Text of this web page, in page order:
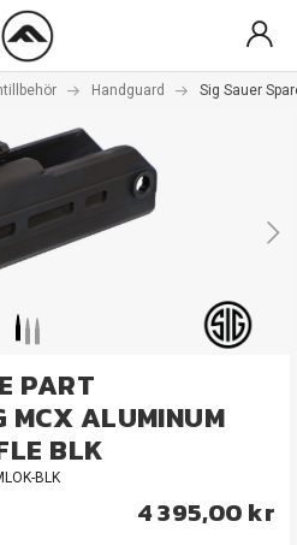
Handguard Sig Sauer
PART
MCX ALUMINUM
BLK
BLK
4 395,00 kr